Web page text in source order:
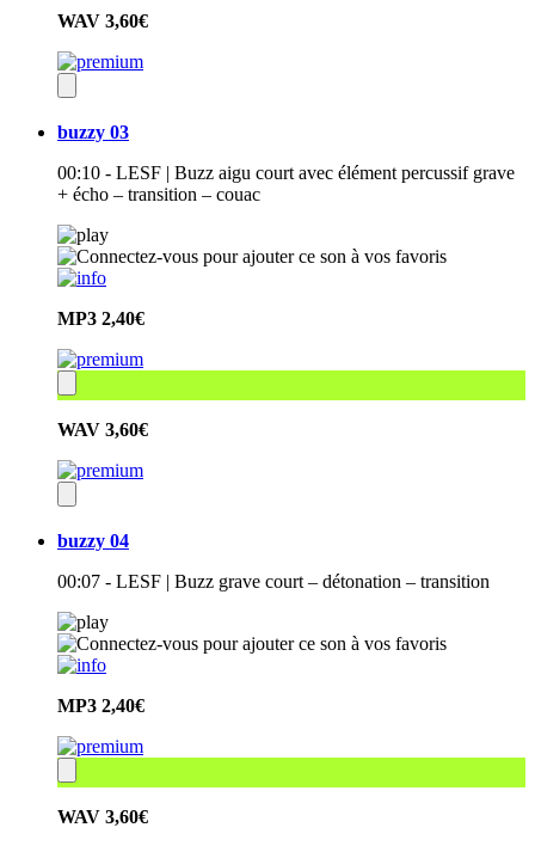
WAV 3,60€
buzzy 03
00:10 - LESF | Buzz aigu court avec élément percussif grave
+ écho – transition – couac
MP3 2,40€
WAV 3,60€
buzzy 04
00:07 - LESF | Buzz grave court – détonation – transition
MP3 2,40€
WAV 3,60€